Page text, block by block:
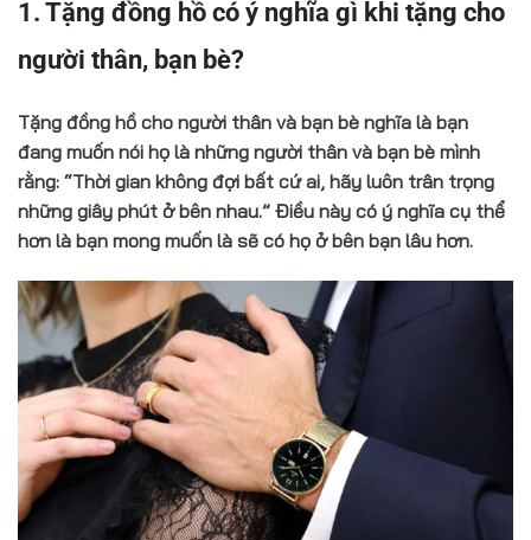
1. Tặng đồng hồ có ý nghĩa gì khi tặng cho
người thân, bạn bè?
Tặng đồng hồ cho người thân và bạn bè nghĩa là bạn
đang muốn nói họ là những người thân và bạn bè mình
rằng: “Thời gian không đợi bất cứ ai, hãy luôn trân trọng
những giây phút ở bên nhau.” Điều này có ý nghĩa cụ thể
hơn là bạn mong muốn là sẽ có họ ở bên bạn lâu hơn.